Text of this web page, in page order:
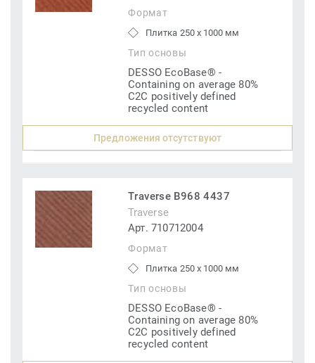
Формат
Плитка 250 x 1000 мм
Тип основы
DESSO EcoBase® -
Containing on average 80%
C2C positively defined
recycled content
Предложения отсутствуют
Traverse B968 4437
Traverse
Арт. 710712004
Формат
Плитка 250 x 1000 мм
Тип основы
DESSO EcoBase® -
Containing on average 80%
C2C positively defined
recycled content